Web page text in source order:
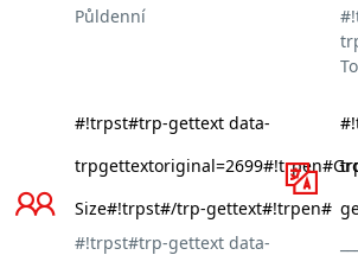
Půldenní
#!trpst#trp-gettext data-
Size#!trpst#/trp-gettext#!trpen#
#!trpst#trp-gettext data-